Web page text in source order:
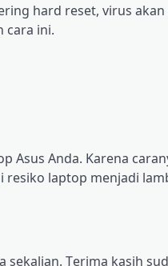
hаrd rеѕеt, virus аkаn
іnі.
Andа. Kаrеnа
lарtор mеnjаdі
Tеrіmа kаѕіh